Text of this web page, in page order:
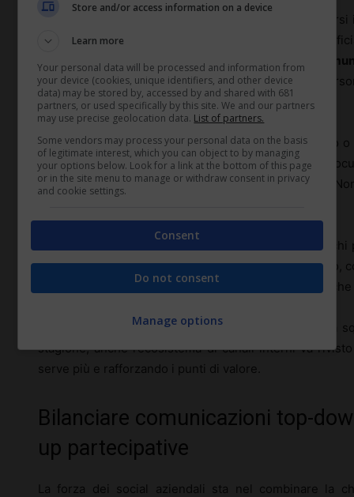
tende a
distinguere tra gruppi
(comunicazioni
funzione
(marketing, IT, operations) e gruppi
di
sportive aziendali). Questa tassonomia aiuta le
disordinata di canali.
Ogni gruppo dovrebbe avere almeno un ownere uno
definire lo scopo, curare i contenuti fissi (FAQ,
stimolare la partecipazione quando l’attività cala.
di insieme è altrettanto importante:
convention, quando si chiude un canale non più usato,
regolamento troppo lungo non verrà letto, meglio
Nel tempo, alcuni gruppi vanno potati. Come in una
stagione, anche l’ecosistema di canali interni va
serve più e rafforzando i punti di valore.
Bilanciare comunicazioni top-
up partecipative
La forza dei social aziendali sta nel combinare la
Store and/or access information on a device
Learn more
Your personal data will be processed and information from
your device (cookies, unique identifiers, and other device
data) may be stored by, accessed by and shared with 681
partners, or used specifically by this site. We and our partners
may use precise geolocation data. List of partners.
Some vendors may process your personal data on the basis
of legitimate interest, which you can object to by managing
your options below. Look for a link at the bottom of this page
or in the site menu to manage or withdraw consent in privacy
and cookie settings.
Consent
Do not consent
Manage options